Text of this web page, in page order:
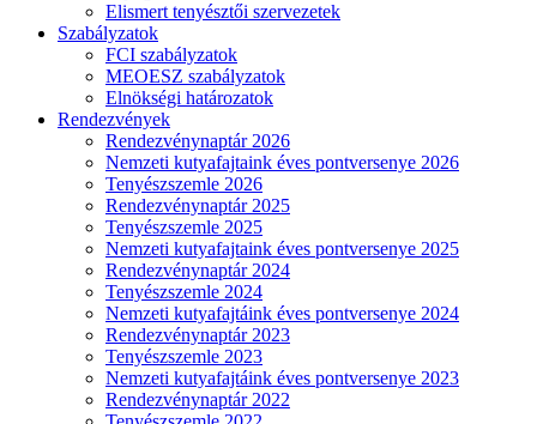
Elismert tenyésztői szervezetek
Szabályzatok
FCI szabályzatok
MEOESZ szabályzatok
Elnökségi határozatok
Rendezvények
Rendezvénynaptár 2026
Nemzeti kutyafajtaink éves pontversenye 2026
Tenyészszemle 2026
Rendezvénynaptár 2025
Tenyészszemle 2025
Nemzeti kutyafajtaink éves pontversenye 2025
Rendezvénynaptár 2024
Tenyészszemle 2024
Nemzeti kutyafajtáink éves pontversenye 2024
Rendezvénynaptár 2023
Tenyészszemle 2023
Nemzeti kutyafajtáink éves pontversenye 2023
Rendezvénynaptár 2022